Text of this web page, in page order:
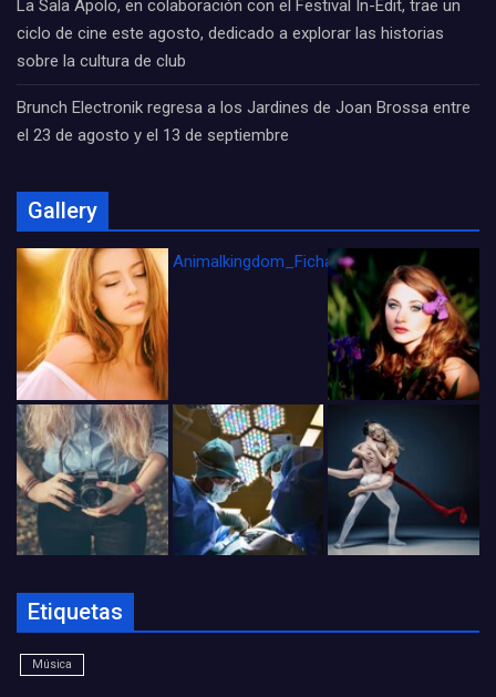
La Sala Apolo, en colaboración con el Festival In-Edit, trae un
ciclo de cine este agosto, dedicado a explorar las historias
sobre la cultura de club
Brunch Electronik regresa a los Jardines de Joan Brossa entre
el 23 de agosto y el 13 de septiembre
Gallery
Animalkingdom_FichaCine
Etiquetas
Música